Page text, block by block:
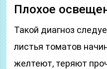
Плохое
Такой диагноз
листья томатов
желтеют, теряют